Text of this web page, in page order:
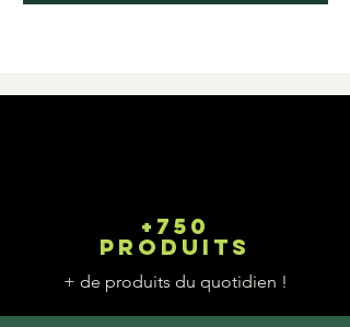
+750
produits
+ de produits du quotidien !